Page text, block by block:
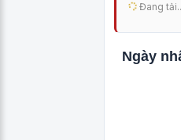
Đang
Ngày